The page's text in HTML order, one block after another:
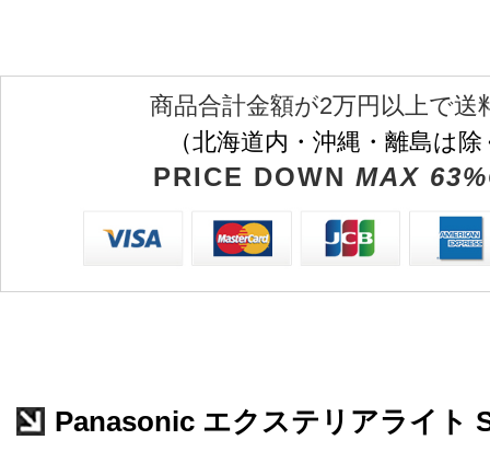
商品合計金額が2万円以上で送
（北海道内・沖縄・離島は
PRICE DOWN MAX
Panasonic エクステリアライト